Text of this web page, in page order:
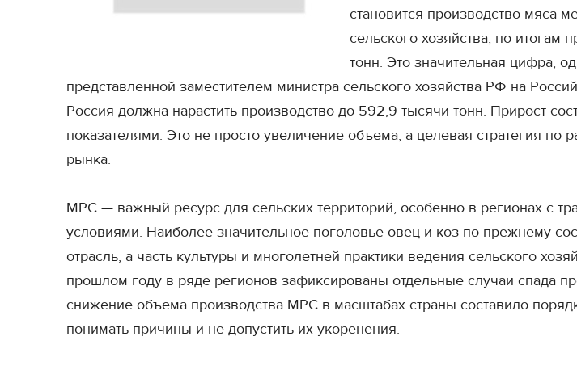
становится производство мяса
сельского хозяйства, по
тонн. Это значительная цифра,
представленной заместителем министра сельского хозяйства РФ на
Россия должна нарастить производство до 592,9 тысячи тонн. Прирост
показателями. Это не просто увеличение объема, а целевая стратегия
рынка.
МРС — важный ресурс для сельских территорий, особенно в регионах с
условиями. Наиболее значительное поголовье овец и коз по-прежнему
отрасль, а часть культуры и многолетней практики ведения сельского
прошлом году в ряде регионов зафиксированы отдельные случаи спада
снижение объема производства МРС в масштабах страны составило
понимать причины и не допустить их укоренения.